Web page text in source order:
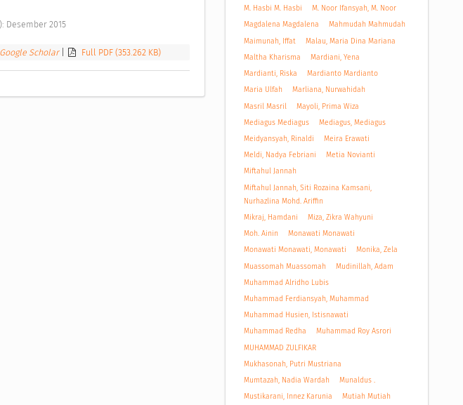
Desember 2015
Scholar Full PDF (353.262 KB)
M. Hasbi M. Hasbi
M. Noor Ifansyah, M. Noor
Magdalena Magdalena
Mahmudah Mahmudah
Maimunah, Iffat
Malau, Maria Dina Mariana
Maltha Kharisma
Mardiani, Yena
Mardianti, Riska
Mardianto Mardianto
Maria Ulfah
Marliana, Nurwahidah
Masril Masril
Mayoli, Prima Wiza
Mediagus Mediagus
Mediagus, Mediagus
Meidyansyah, Rinaldi
Meira Erawati
Meldi, Nadya Febriani
Metia Novianti
Miftahul Jannah
Miftahul Jannah, Siti Rozaina Kamsani,
Nurhazlina Mohd. Ariffin
Mikraj, Hamdani
Miza, Zikra Wahyuni
Moh. Ainin
Monawati Monawati
Monawati Monawati, Monawati
Monika, Zela
Muassomah Muassomah
Mudinillah, Adam
Muhammad Alridho Lubis
Muhammad Ferdiansyah, Muhammad
Muhammad Husien, Istisnawati
Muhammad Redha
Muhammad Roy Asrori
MUHAMMAD ZULFIKAR
Mukhasonah, Putri Mustriana
Mumtazah, Nadia Wardah
Munaldus .
Mustikarani, Innez Karunia
Mutiah Mutiah